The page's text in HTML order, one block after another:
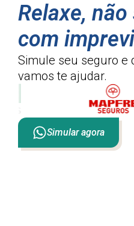
Relaxe,
com
Simule seu seguro e
vamos te ajudar.
Simular agora